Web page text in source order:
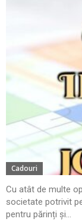
Cadouri
Cu atât de multe
societate potrivit
pentru părinți și...